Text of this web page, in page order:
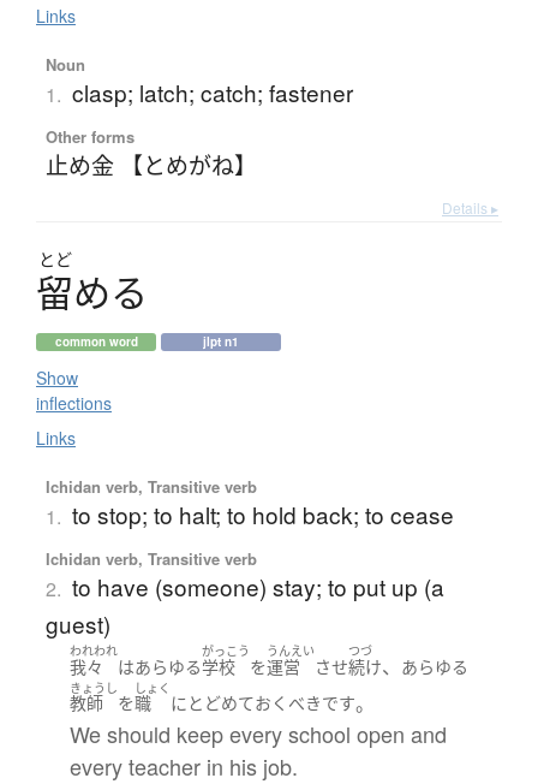
Links
Noun
1. clasp; latch; catch; fastener
Other forms
止め金 【とめがね】
Details ▸
とど
留める
common word jlpt n1
Show
inflections
Links
Ichidan verb, Transitive verb
1. to stop; to halt; to hold back; to cease
Ichidan verb, Transitive verb
2. to have (someone) stay; to put up (a
guest)
われわれ
我々 はあらゆる
がっこう
学校 を
うんえい
運営 させ
つづ
続け、 あらゆる
きょうし
教師 を
しょく
職 に とどめておく べきです。
We should keep every school open and
every teacher in his job.